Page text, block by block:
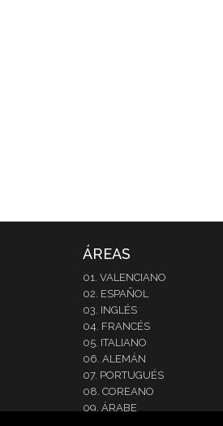
ÁREAS
01. VALENCIANO
02. ESPAÑOL
03. INGLÉS
04. FRANCÉS
05. ITALIANO
06. ALEMÁN
07. PORTUGUÉS
08. COREANO
09. ÁRABE